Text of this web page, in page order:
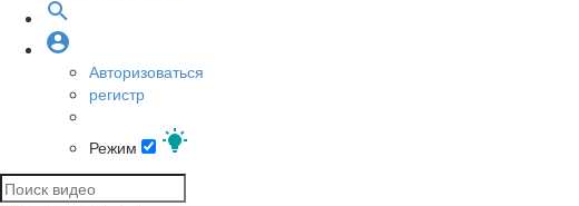
Авторизоваться
регистр
Режим